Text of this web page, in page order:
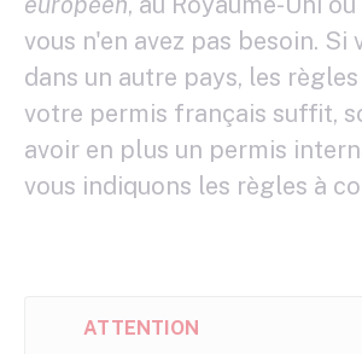
vous n'en avez pas besoin. Si
dans un autre pays, les
votre permis français suffit,
avoir en plus un permis
vous indiquons les règles à
ATTENTION